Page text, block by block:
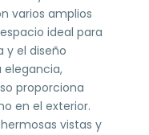
varios amplios
ideal para
y el diseño
elegancia,
proporciona
en el exterior.
vistas y